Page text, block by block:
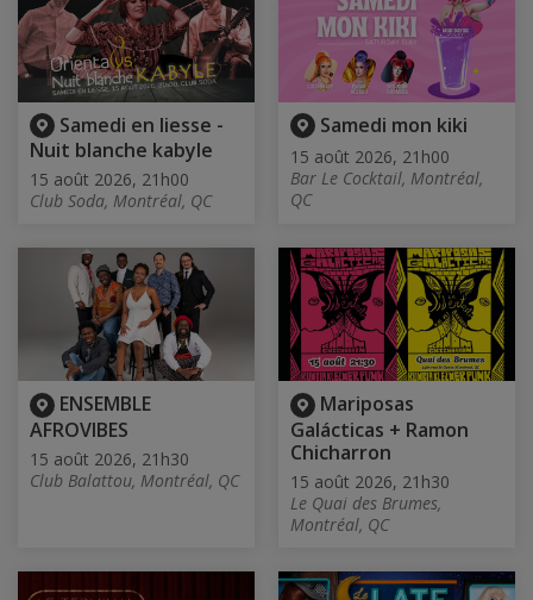
Samedi en liesse -
Nuit blanche kabyle
15 août 2026, 21h00
Club Soda, Montréal, QC
Samedi mon kiki
15 août 2026, 21h00
Bar Le Cocktail, Montréal,
QC
ENSEMBLE
AFROVIBES
15 août 2026, 21h30
Club Balattou, Montréal, QC
Mariposas
Galácticas + Ramon
Chicharron
15 août 2026, 21h30
Le Quai des Brumes,
Montréal, QC